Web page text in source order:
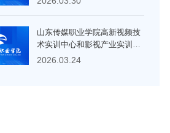
山东传媒职业学院高新视频技
术实训中心和影视产业实训中
心项目、山东传媒职业学院 2#
2026.03.24